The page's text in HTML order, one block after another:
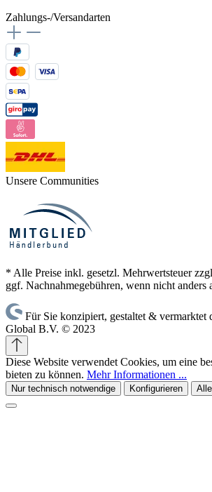
Zahlungs-/Versandarten
Unsere Communities
* Alle Preise inkl. gesetzl. Mehrwertsteuer
ggf. Nachnahmegebühren, wenn nicht anders
Für Sie konzipiert, gestaltet & vermarktet
Global B.V. © 2023
Diese Website verwendet Cookies, um eine
bieten zu können. Mehr Informationen ...
Nur technisch notwendige Konfigurieren